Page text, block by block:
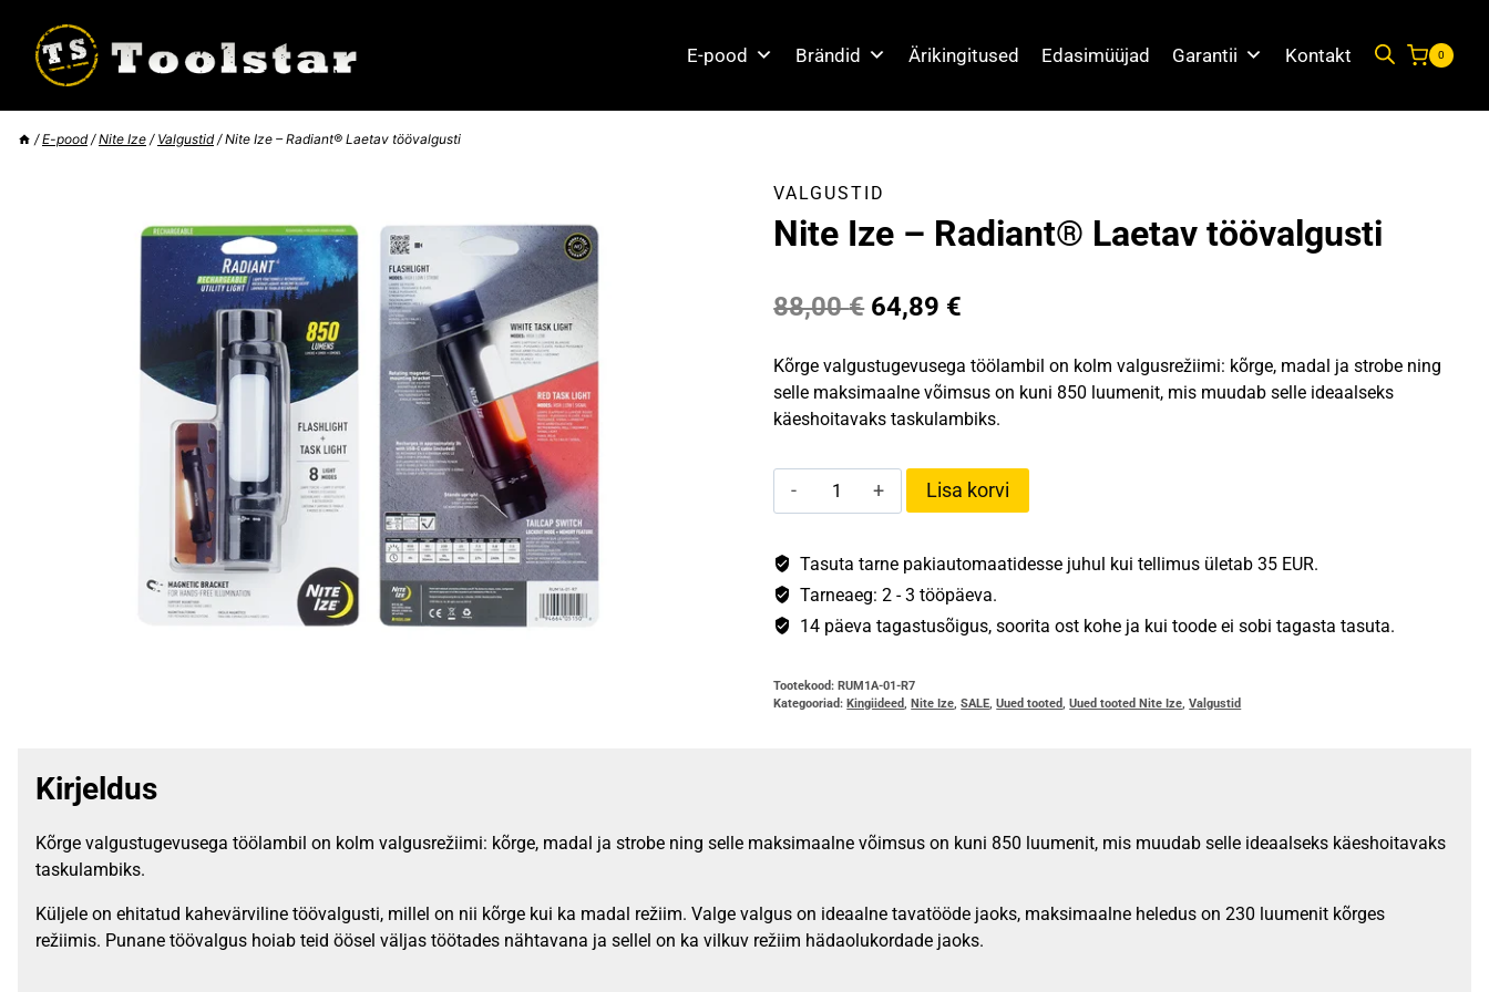
content
E-pood Brändid Ärikingitused Edasimüüjad Garantii Kontakt 0
/ E-pood / Nite Ize / Valgustid / Nite Ize – Radiant® Laetav töövalgusti
VALGUSTID
Nite Ize – Radiant® Laetav töövalgusti
88,00€ Algne
oli:
88,00 €.
64,89 €
on:
64,89 €.
Kõrge valgustugevusega töölambil on kolm valgusrežiimi: kõrge, madal ja strobe ning
selle maksimaalne võimsus on kuni 850 luumenit, mis muudab selle ideaalseks
käeshoitavaks taskulambiks.
Nite
Ize
Radiant®
Laetav
töövalgusti
kogus
Lisa korvi
Tasuta tarne pakiautomaatidesse juhul kui tellimus ületab 35 EUR.
Tarneaeg: 2 - 3 tööpäeva.
14 päeva tagastusõigus, soorita ost kohe ja kui toode ei sobi tagasta tasuta.
Tootekood:RUM1A-01-R7
Kategooriad:Kingiideed ,Nite Ize ,SALE ,Uued tooted ,Uued tooted Nite Ize ,Valgustid
Kirjeldus
Kõrge valgustugevusega töölambil on kolm valgusrežiimi: kõrge, madal ja strobe ning selle maksimaalne võimsus on kuni 850 luumenit, mis muudab selle ideaalseks käeshoitavaks
taskulambiks.
Küljele on ehitatud kahevärviline töövalgusti, millel on nii kõrge kui ka madal režiim. Valge valgus on ideaalne tavatööde jaoks, maksimaalne heledus on 230 luumenit kõrges
režiimis. Punane töövalgus hoiab teid öösel väljas töötades nähtavana ja sellel on ka vilkuv režiim hädaolukordade jaoks.